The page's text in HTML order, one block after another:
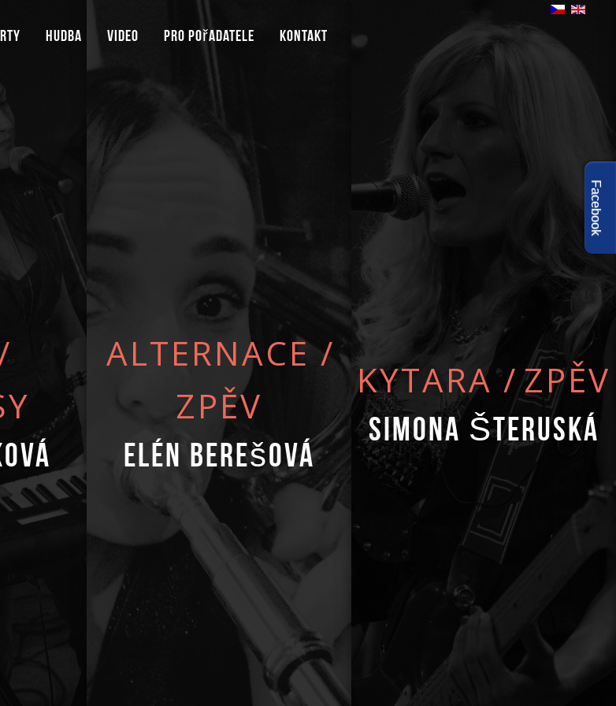
Hudba Video Pro pořadatele Kontakt
ALTERNACE /
ZPĚV
Elén Berešová
KYTARA/ZPĚV
Simona Šteruská
Facebook